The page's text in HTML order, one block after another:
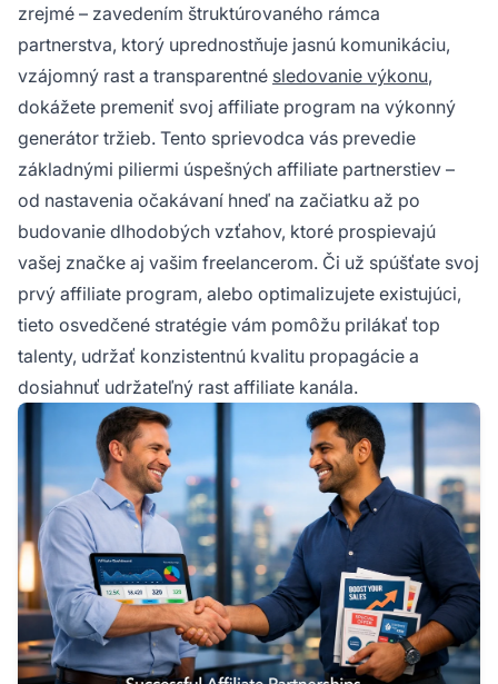
zrejmé – zavedením štruktúrovaného rámca
partnerstva, ktorý uprednostňuje jasnú komunikáciu,
vzájomný rast a transparentné sledovanie výkonu,
dokážete premeniť svoj affiliate program na výkonný
generátor tržieb. Tento sprievodca vás prevedie
základnými piliermi úspešných affiliate partnerstiev –
od nastavenia očakávaní hneď na začiatku až po
budovanie dlhodobých vzťahov, ktoré prospievajú
vašej značke aj vašim freelancerom. Či už spúšťate svoj
prvý affiliate program, alebo optimalizujete existujúci,
tieto osvedčené stratégie vám pomôžu prilákať top
talenty, udržať konzistentnú kvalitu propagácie a
dosiahnuť udržateľný rast affiliate kanála.